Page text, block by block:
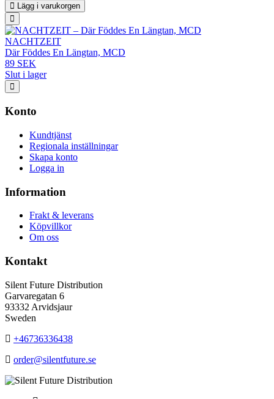
Lägg i varukorgen
NACHTZEIT
Där Föddes En Längtan, MCD
89 SEK
Slut i lager
Konto
Kundtjänst
Regionala inställningar
Skapa konto
Logga in
Information
Frakt & leverans
Köpvillkor
Om oss
Kontakt
Silent Future Distribution
Garvaregatan 6
93332 Arvidsjaur
Sweden
+46736336438
order@silentfuture.se